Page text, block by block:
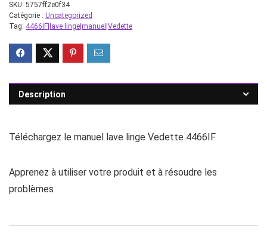
SKU: 5757ff2e0f34
Catégorie : Uncategorized
Tag: 4466IF|lave linge|manuel|Vedette
Description
Téléchargez le manuel lave linge Vedette 4466IF
Apprenez à utiliser votre produit et à résoudre les
problèmes